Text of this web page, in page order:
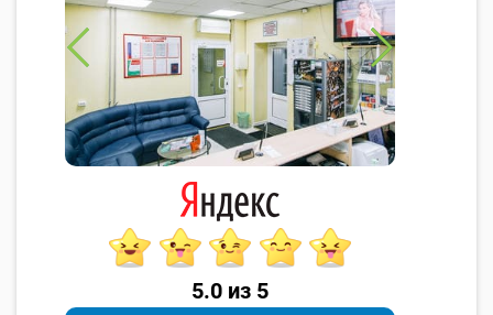
5.0 из 5